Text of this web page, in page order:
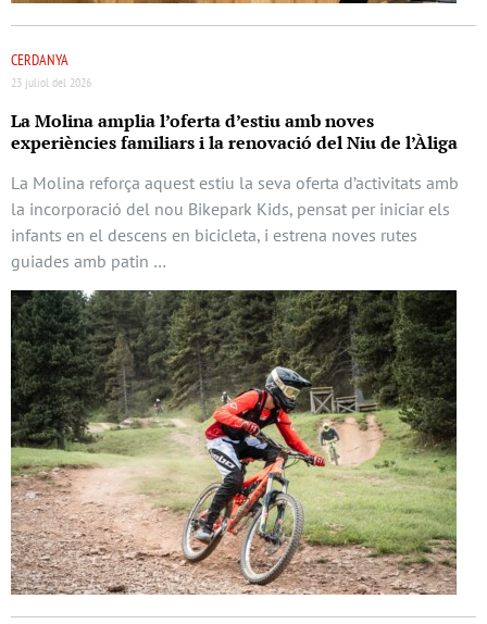
CERDANYA
23 juliol del 2026
La Molina amplia l’oferta d’estiu amb noves
experiències familiars i la renovació del Niu de l’Àliga
La Molina reforça aquest estiu la seva oferta d’activitats amb
la incorporació del nou Bikepark Kids, pensat per iniciar els
infants en el descens en bicicleta, i estrena noves rutes
guiades amb patin …